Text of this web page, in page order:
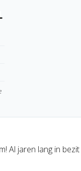
Al jaren lang in bezit